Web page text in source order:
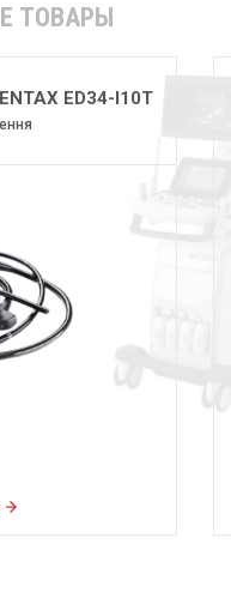
ТОВАРЫ
ED34-I10T